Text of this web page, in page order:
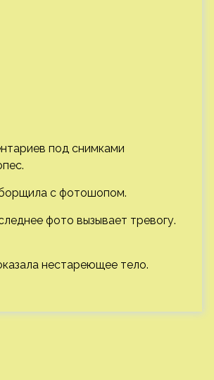
под снимками
с фотошопом.
фото вызывает тревогу.
нестареющее тело.